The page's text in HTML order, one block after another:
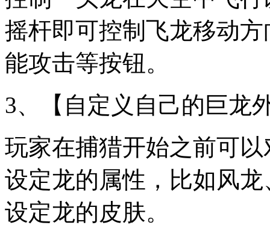
摇杆即可控制飞龙移动
能攻击等按钮。
3、【自定义自己的巨龙
玩家在捕猎开始之前可
设定龙的属性，比如风
设定龙的皮肤。